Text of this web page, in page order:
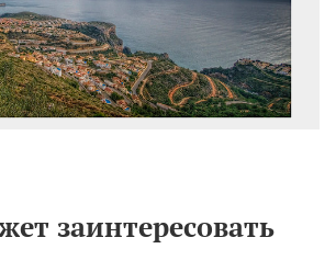
заинтересовать